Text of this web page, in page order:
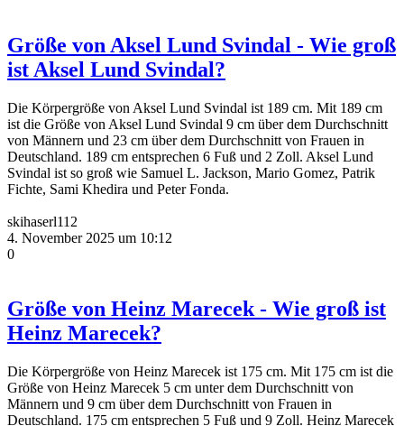
Größe von Aksel Lund Svindal - Wie groß
ist Aksel Lund Svindal?
Die Körpergröße von Aksel Lund Svindal ist 189 cm. Mit 189 cm
ist die Größe von Aksel Lund Svindal 9 cm über dem Durchschnitt
von Männern und 23 cm über dem Durchschnitt von Frauen in
Deutschland. 189 cm entsprechen 6 Fuß und 2 Zoll. Aksel Lund
Svindal ist so groß wie Samuel L. Jackson, Mario Gomez, Patrik
Fichte, Sami Khedira und Peter Fonda.
skihaserl112
4. November 2025 um 10:12
0
Größe von Heinz Marecek - Wie groß ist
Heinz Marecek?
Die Körpergröße von Heinz Marecek ist 175 cm. Mit 175 cm ist die
Größe von Heinz Marecek 5 cm unter dem Durchschnitt von
Männern und 9 cm über dem Durchschnitt von Frauen in
Deutschland. 175 cm entsprechen 5 Fuß und 9 Zoll. Heinz Marecek